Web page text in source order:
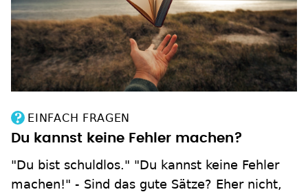
EINFACH FRAGEN
Du kannst keine Fehler machen?
"Du bist schuldlos." "Du kannst keine Fehler
machen!" - Sind das gute Sätze? Eher nicht,
sagt Pastor Frank Muchlinsky.